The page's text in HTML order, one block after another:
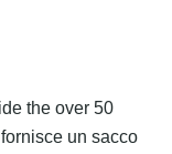
the over 50
un sacco